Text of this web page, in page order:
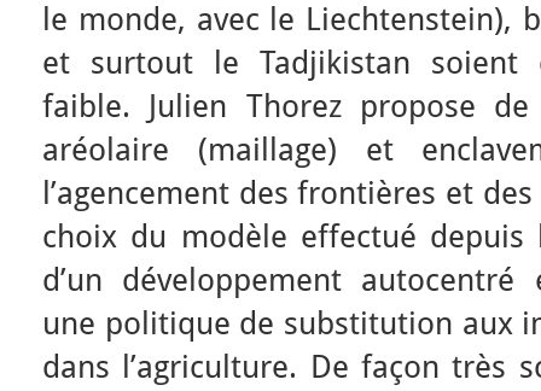
le monde, avec le Liechtenstein),
et surtout le Tadjikistan soient
faible. Julien Thorez propose
aréolaire (maillage) et
l’agencement des frontières et
choix du modèle effectué depuis
d’un développement
une politique de substitution aux
dans l’agriculture. De façon très